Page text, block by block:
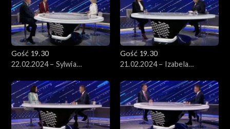
Gość 19.30
22.02.2024 – Sylwia
Gąciarek
Gość 19.30
21.02.2024 – Izabela